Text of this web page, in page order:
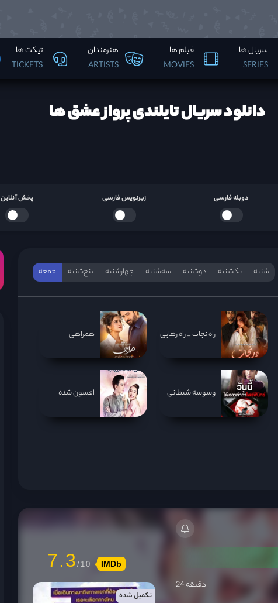
سریال ها
SERIES
فیلم ها
MOVIES
هنرمندان
ARTISTS
تیکت ها
TICKETS
دانلود سریال تایلندی پرواز عشق ها
دوبله فارسی زیرنویس فارسی پخش آنلاین
شنبه یکشنبه دوشنبه سه‌‌شنبه چهارشنبه پنج‌شنبه جمعه
راه نجات _ راه رهایی همراهی
وسوسه شیطانی افسون شده
24 دقیقه
7.3 IMDb
تکمیل شده